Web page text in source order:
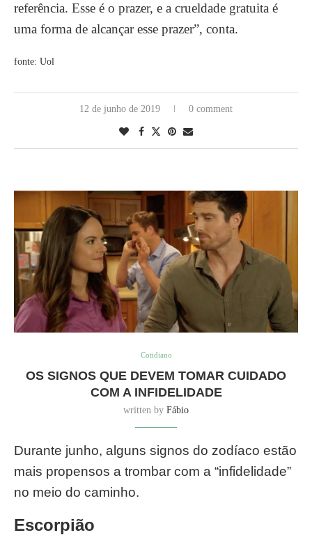
referência. Esse é o prazer, e a crueldade gratuita é
uma forma de alcançar esse prazer”, conta.
fonte: Uol
12 de junho de 2019 0 comment
Cotidiano
OS SIGNOS QUE DEVEM TOMAR CUIDADO
COM A INFIDELIDADE
written by Fábio
Durante junho, alguns signos do zodíaco estão
mais propensos a trombar com a “infidelidade”
no meio do caminho.
Escorpião